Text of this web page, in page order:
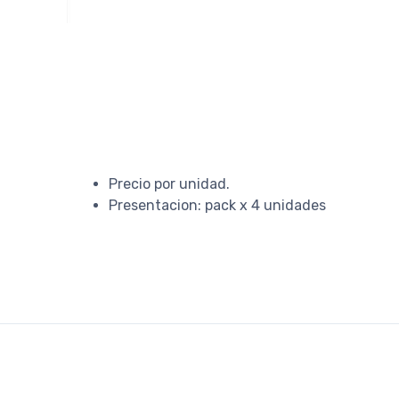
Precio por unidad.
Presentacion: pack x 4 unidades